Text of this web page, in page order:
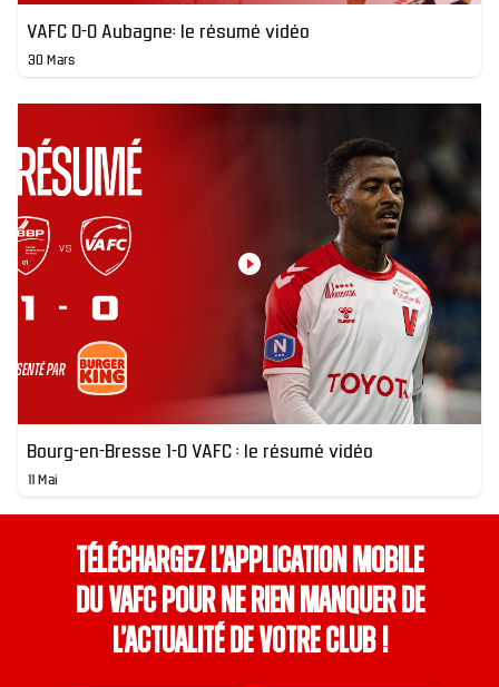
VAFC 0-0 Aubagne: le résumé vidéo
30 Mars
Bourg-en-Bresse 1-0 VAFC : le résumé vidéo
11 Mai
Téléchargez l’application mobile
du VAFC pour ne rien manquer de
l’actualité de votre club !